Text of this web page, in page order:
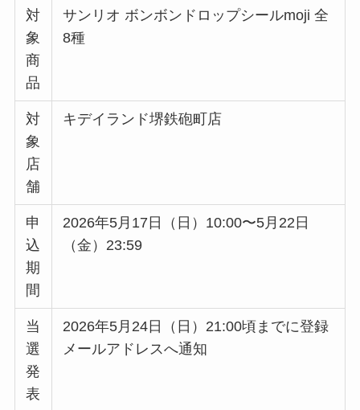
対
象
商
品
サンリオ ボンボンドロップシールmoji 全
8種
対
象
店
舗
キデイランド堺鉄砲町店
申
込
期
間
2026年5月17日（日）10:00〜5月22日
（金）23:59
当
選
発
表
2026年5月24日（日）21:00頃までに登録
メールアドレスへ通知